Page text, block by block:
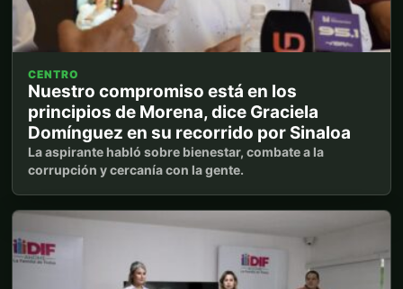
CENTRO
Nuestro compromiso está en los
principios de Morena, dice Graciela
Domínguez en su recorrido por Sinaloa
La aspirante habló sobre bienestar, combate a la
corrupción y cercanía con la gente.